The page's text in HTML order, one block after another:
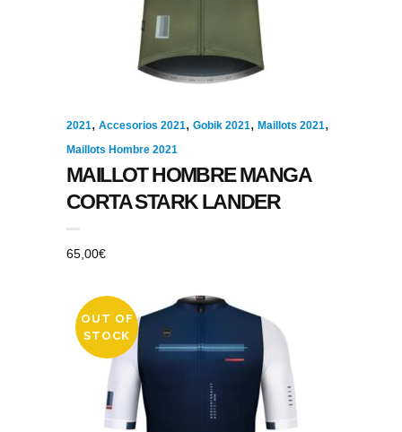
2021, Accesorios 2021, Gobik 2021, Maillots 2021,
Maillots Hombre 2021
MAILLOT HOMBRE MANGA
CORTA STARK LANDER
65,00€
OUT OF
STOCK